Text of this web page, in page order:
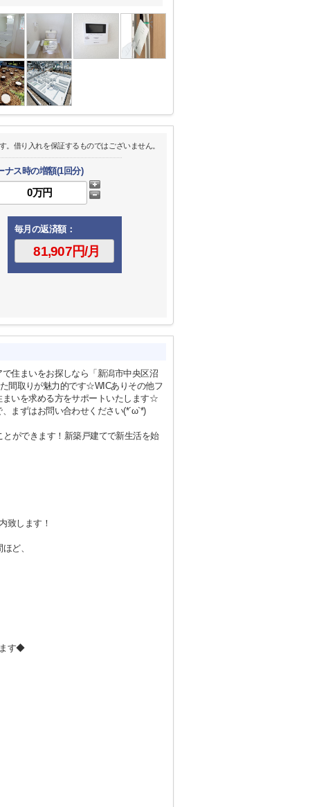
借り入れを保証するものではございません。
ナス時の増額(1回分)
毎月の返済額：
住まいをお探しなら「新潟市中央区沼
間取りが魅力的です☆WICありその他フ
いを求める方をサポートいたします☆
まずはお問い合わせください(*´ω`*)
ができます！新築戸建てで新生活を始
致します！
ど、
ます◆